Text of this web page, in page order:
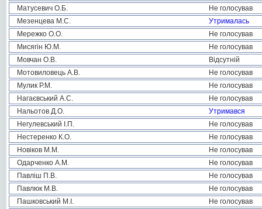
Матусевич О.Б.
Не голосував
Мезенцева М.С.
Утрималась
Мережко О.О.
Не голосував
Мисягін Ю.М.
Не голосував
Мовчан О.В.
Відсутній
Мотовиловець А.В.
Не голосував
Мулик Р.М.
Не голосував
Нагаєвський А.С.
Не голосував
Нальотов Д.О.
Утримався
Негулевський І.П.
Не голосував
Нестеренко К.О.
Не голосував
Новіков М.М.
Не голосував
Одарченко А.М.
Не голосував
Павліш П.В.
Не голосував
Павлюк М.В.
Не голосував
Пашковський М.І.
Не голосував